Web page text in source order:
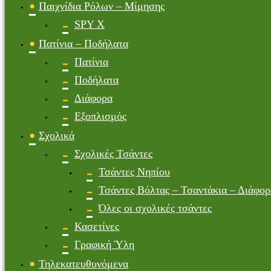
Παιχνίδια Ρόλων – Μίμησης
SPY X
Πατίνια – Ποδήλατα
Πατίνια
Ποδήλατα
Διάφορα
Εξοπλισμός
Σχολικά
Σχολικές Τσάντες
Τσάντες Νηπίου
Τσάντες Βόλτας – Τσαντάκια –
Όλες οι σχολικές τσάντες
Κασετίνες
Γραφική Ύλη
Τηλεκατευθυνόμενα